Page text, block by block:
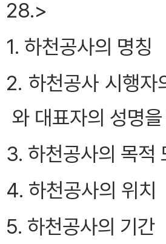
28.>
1. 하천공사의 명칭
2. 하천공사 시행
와 대표자의 성명
3. 하천공사의 목적
4. 하천공사의 위치
5. 하천공사의 기간